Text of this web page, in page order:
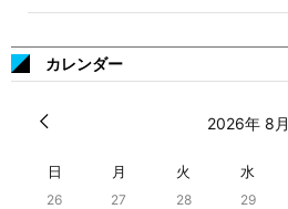
カレンダー
2026年 8月
日 月 火 水
26 27 28 29